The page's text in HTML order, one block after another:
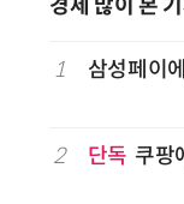
경제 많이 본
1 삼성페이
2 단독 쿠팡